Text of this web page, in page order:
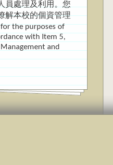
員處理及利用。您
解本校的個資管理
the purposes of
with Item 5,
and